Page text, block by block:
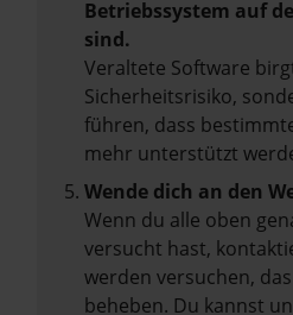
Betriebssystem auf
sind.
Veraltete Software
Sicherheitsrisiko,
führen, dass
mehr unterstützt
Wende dich an den
Wenn du alle oben
versucht hast,
werden versuchen,
beheben. Du kannst